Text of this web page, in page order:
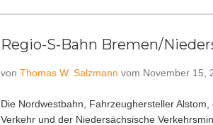
Regio-S-Bahn Bremen/
von Thomas W. Salzmann vom November 15,
Die Nordwestbahn, Fahrzeughersteller
Verkehr und der Niedersächsische